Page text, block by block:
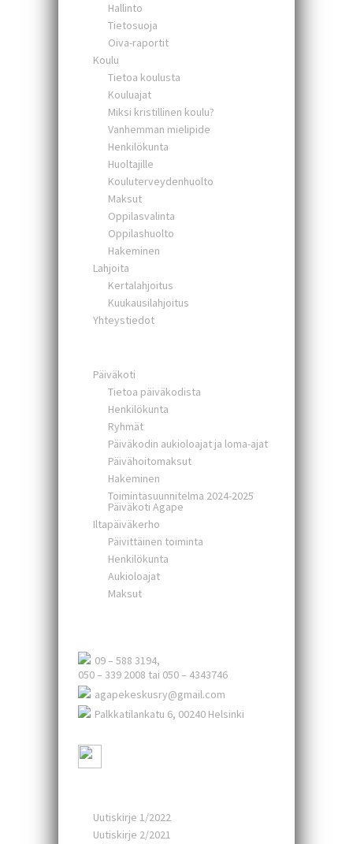
Hallinto
Tietosuoja
Oiva-raportit
Koulu
Tietoa koulusta
Kouluajat
Miksi kristillinen koulu?
Vanhemman mielipide
Henkilökunta
Huoltajille
Kouluterveydenhuolto
Maksut
Oppilasvalinta
Oppilashuolto
Hakeminen
Lahjoita
Kertalahjoitus
Kuukausilahjoitus
Yhteystiedot
Päiväkoti
Tietoa päiväkodista
Henkilökunta
Ryhmät
Päiväkodin aukioloajat ja loma-ajat
Päivähoitomaksut
Hakeminen
Toimintasuunnitelma 2024-2025
Päiväkoti Agape
Iltapäiväkerho
Päivittäinen toiminta
Henkilökunta
Aukioloajat
Maksut
09 – 588 3194,
050 – 339 2008 tai 050 – 4343746
agapekeskusry@gmail.com
Palkkatilankatu 6, 00240 Helsinki
Uutiskirje 1/2022
Uutiskirje 2/2021